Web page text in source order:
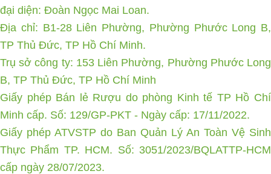
đại diện: Đoàn Ngọc Mai Loan.
Địa chỉ: B1-28 Liên Phường, Phường Phước Long B,
TP Thủ Đức, TP Hồ Chí Minh.
Trụ sở công ty: 153 Liên Phường, Phường Phước Long
B, TP Thủ Đức, TP Hồ Chí Minh
Giấy phép Bán lẻ Rượu do phòng Kinh tế TP Hồ Chí
Minh cấp. Số: 129/GP-PKT - Ngày cấp: 17/11/2022.
Giấy phép ATVSTP do Ban Quản Lý An Toàn Vệ Sinh
Thực Phẩm TP. HCM. Số: 3051/2023/BQLATTP-HCM
cấp ngày 28/07/2023.